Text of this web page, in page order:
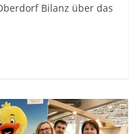
Bilanz über das